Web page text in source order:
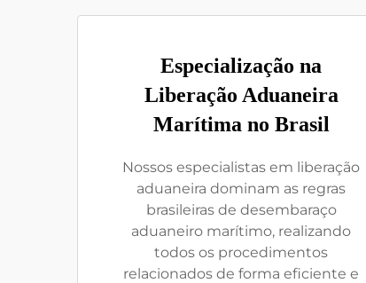
Especialização na
Liberação Aduaneira
Marítima no Brasil
Nossos especialistas em liberação
aduaneira dominam as regras
brasileiras de desembaraço
aduaneiro marítimo, realizando
todos os procedimentos
relacionados de forma eficiente e